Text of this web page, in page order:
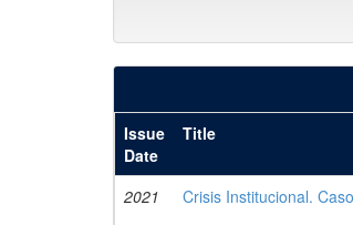
Issue
Date
Title
2021 Crisis Institucional.